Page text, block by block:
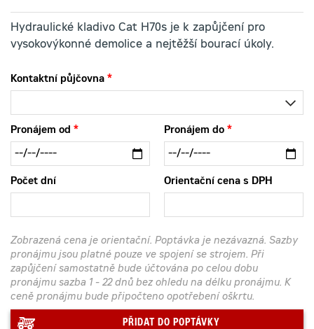
Hydraulické kladivo Cat H70s je k zapůjčení pro
vysokovýkonné demolice a nejtěžší bourací úkoly.
Kontaktní půjčovna
Pronájem od Pronájem do
Počet dní Orientační cena s DPH
Zobrazená cena je orientační. Poptávka je nezávazná. Sazby
pronájmu jsou platné pouze ve spojení se strojem. Při
zapůjčení samostatně bude účtována po celou dobu
pronájmu sazba 1 - 22 dnů bez ohledu na délku pronájmu. K
ceně pronájmu bude připočteno opotřebení oškrtu.
PŘIDAT DO POPTÁVKY